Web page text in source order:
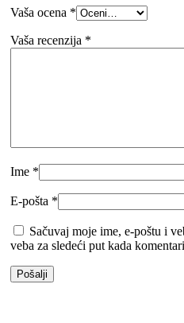
Vaša ocena *
Vaša recenzija *
Ime *
E-pošta *
Sačuvaj moje ime, e-poštu i
veba za sledeći put kada